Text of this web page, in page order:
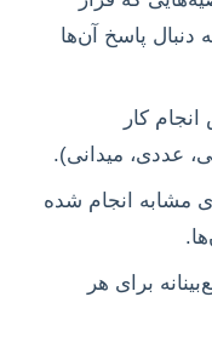
دنبال پاسخ آن‌ها
کار
عددی، میدانی).
مشابه انجام شده
برای هر